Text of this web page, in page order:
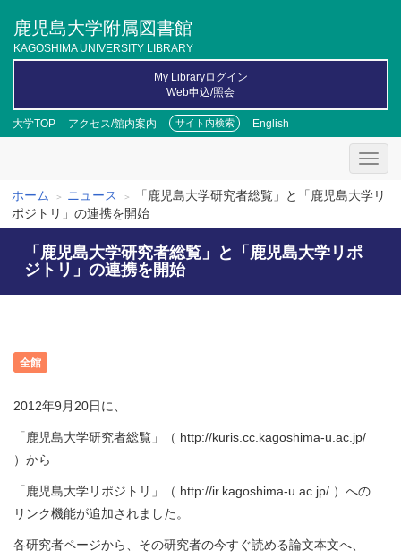
ツ
鹿児島大学附属図書館
KAGOSHIMA UNIVERSITY LIBRARY
大学TOP アクセス/館内案内 サイト内検索 English
My Libraryログイン
Web申込/照会
パ
く
ず
ホーム ニュース
「鹿児島大学研究者総覧」と「鹿児島大学リ
ポジトリ」の連携を開始
「鹿児島大学研究者総覧」と「鹿児島大学リポ
ジトリ」の連携を開始
全館
2012年9月20日に、
「鹿児島大学研究者総覧」（ http://kuris.cc.kagoshima-u.ac.jp/
）から
「鹿児島大学リポジトリ」（ http://ir.kagoshima-u.ac.jp/ ）への
リンク機能が追加されました。
各研究者ページから、その研究者の今すぐ読める論文本文へ、